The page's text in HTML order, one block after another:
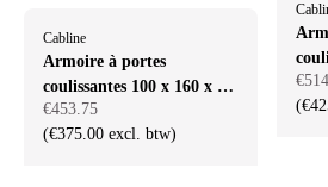
Cabline
Armoire à portes
coulissantes 100 x 160 x 45
cm
€453.75
(€375.00 excl. btw)